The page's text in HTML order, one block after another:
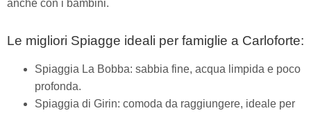
anche con i bambini.
Le migliori Spiagge ideali per famiglie a Carloforte:
Spiaggia La Bobba: sabbia fine, acqua limpida e poco
profonda.
Spiaggia di Girin: comoda da raggiungere, ideale per